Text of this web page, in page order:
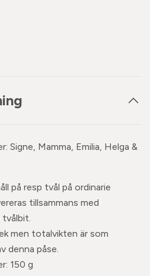
Signe, Mamma, Emilia, Helga &
på resp tvål på ordinarie
tillsammans med
men totalvikten är som
denna påse.
150 g